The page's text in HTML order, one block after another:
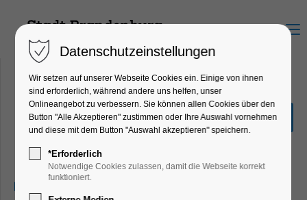
Menu
Brandenburger
Lesesommer
Kinder, Jugend, Mitmach-Aktion
Datenschutzeinstellungen
Wir setzen auf unserer Webseite Cookies ein. Einige von ihnen
sind erforderlich, während andere uns helfen, unser
Onlineangebot zu verbessern. Sie können allen Cookies über den
Button "Alle Akzeptieren" zustimmen oder Ihre Auswahl vornehmen
und diese mit dem Button "Auswahl akzeptieren" speichern.
*Erforderlich
Notwendige Cookies zulassen, damit die Webseite korrekt
funktioniert.